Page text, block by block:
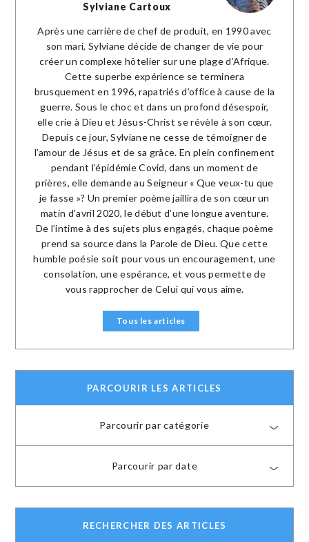
Sylviane Cartoux
Après une carrière de chef de produit, en 1990 avec
son mari, Sylviane décide de changer de vie pour
créer un complexe hôtelier sur une plage d’Afrique.
Cette superbe expérience se terminera
brusquement en 1996, rapatriés d’office à cause de la
guerre. Sous le choc et dans un profond désespoir,
elle crie à Dieu et Jésus-Christ se révèle à son cœur.
Depuis ce jour, Sylviane ne cesse de témoigner de
l’amour de Jésus et de sa grâce. En plein confinement
pendant l’épidémie Covid, dans un moment de
prières, elle demande au Seigneur « Que veux-tu que
je fasse »? Un premier poème jaillira de son cœur un
matin d’avril 2020, le début d’une longue aventure.
De l’intime à des sujets plus engagés, chaque poème
prend sa source dans la Parole de Dieu. Que cette
humble poésie soit pour vous un encouragement, une
consolation, une espérance, et vous permette de
vous rapprocher de Celui qui vous aime.
Tous les articles
PARCOURIR LES ARTICLES
Parcourir par catégorie
Parcourir par date
RECHERCHER DES ARTICLES